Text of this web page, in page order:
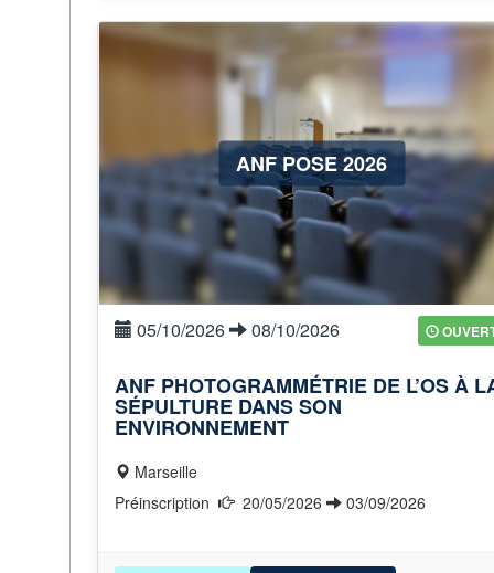
ANF POSE 2026
05/10/2026 08/10/2026
ANF PHOTOGRAMMÉTRIE DE L’OS À
SÉPULTURE DANS SON
ENVIRONNEMENT
Marseille
20/05/2026 03/09/2026